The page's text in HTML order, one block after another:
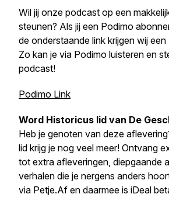
Wil jij onze podcast op een
steunen? Als jij een Podimo
de onderstaande link krijgen wij
Zo kan je via Podimo luisteren en
podcast!
Podimo Link
Word Historicus lid van De
Heb je genoten van deze
lid krijg je nog veel meer! Ontvang
tot extra afleveringen, diepgaande
verhalen die je nergens anders
via Petje.Af en daarmee is iDeal